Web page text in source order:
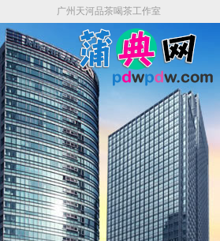
广州天河品茶喝茶工作室